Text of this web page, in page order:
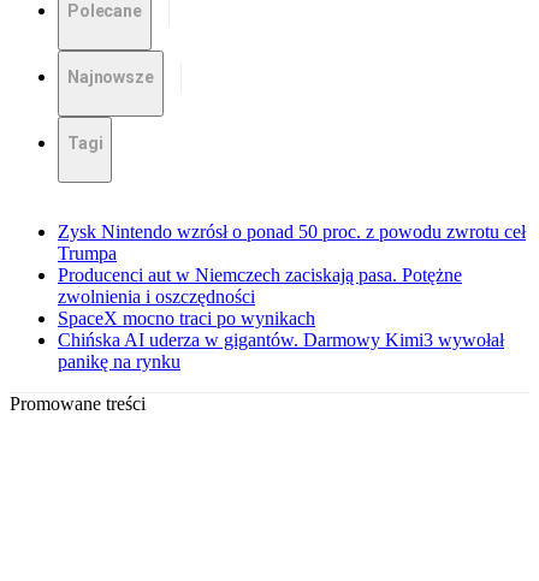
Polecane
Najnowsze
Tagi
Zysk Nintendo wzrósł o ponad 50 proc. z powodu zwrotu ceł
Trumpa
Producenci aut w Niemczech zaciskają pasa. Potężne
zwolnienia i oszczędności
SpaceX mocno traci po wynikach
Chińska AI uderza w gigantów. Darmowy Kimi3 wywołał
panikę na rynku
Promowane treści